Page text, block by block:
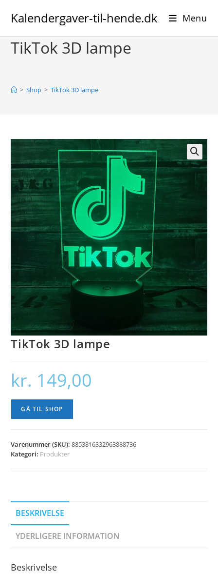
Kalendergaver-til-hende.dk Menu
TikTok 3D lampe
> Shop > TikTok 3D lampe
🔍
TikTok 3D lampe
kr. 149,00
GÅ TIL SHOP
Varenummer (SKU):8853816332963888736
Kategori: Produkter
BESKRIVELSE
YDERLIGERE INFORMATION
Beskrivelse